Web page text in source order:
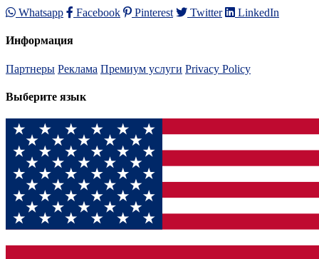
Whatsapp Facebook Pinterest Twitter LinkedIn
Информация
Партнеры Реклама Премиум услуги Privacy Policy
Выберите язык